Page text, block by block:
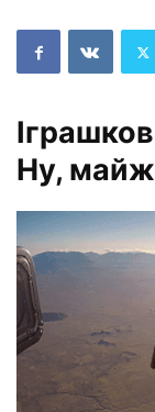
Ну,